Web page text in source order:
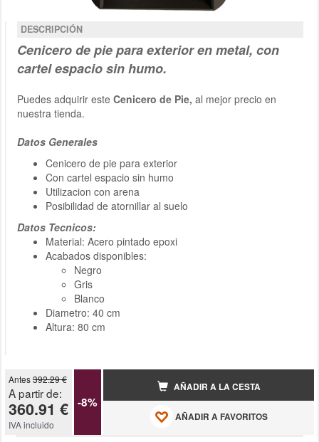
DESCRIPCIÓN
Cenicero de pie para exterioren metal, con
cartel espacio sin humo.
Puedes adquirir este Cenicero de Pie, al mejor precio en
nuestra tienda.
Datos Generales
Cenicero de pie para exterior
Con cartel espacio sin humo
Utilizacion con arena
Posibilidad de atornillar al suelo
Datos Tecnicos:
Material: Acero pintado epoxi
Acabados disponibles:
Negro
Gris
Blanco
Diametro: 40 cm
Altura: 80 cm
Antes392.29 €
A partir de:
360.91 €
IVA incluido
-8%
AÑADIR A LA CESTA
AÑADIR A FAVORITOS